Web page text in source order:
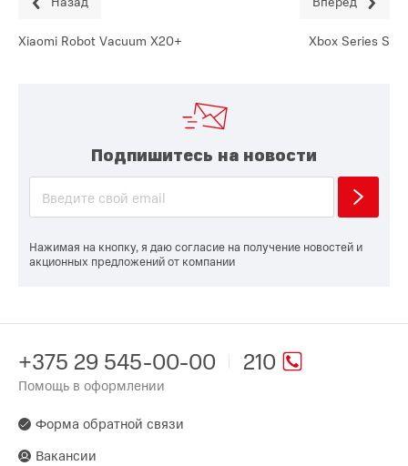
Xiaomi Robot Vacuum X20+ Xbox Series S
Подпишитесь на новости
Нажимая на кнопку, я даю согласие на получение новостей и
акционных предложений от компании
210
+375 29 545-00-00
Помощь в оформлении
Форма обратной связи
Вакансии